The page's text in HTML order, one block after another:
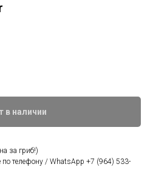
в наличии
за гриб!)
по телефону / WhatsApp +7 (964) 533-